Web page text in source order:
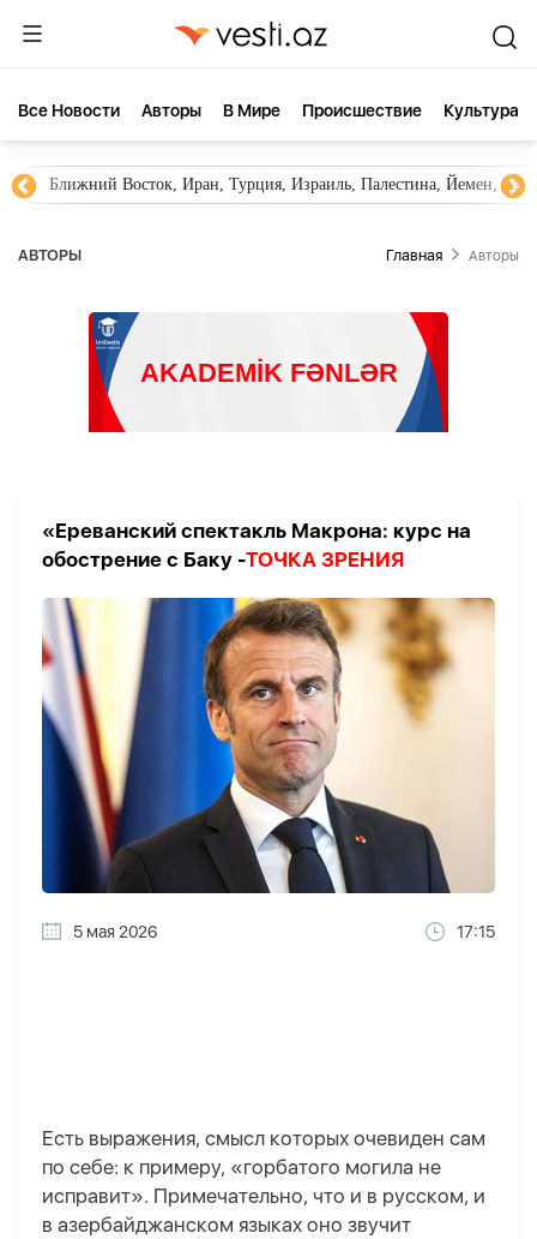
Все Новости Aвторы В Мире Происшествие Культура
Ближний Восток, Иран, Турция, Израиль, Палестина, Йемен,
AВТОРЫ Главная Aвторы
«Ереванский спектакль Макрона: курс на
обострение с Баку -ТОЧКА ЗРЕНИЯ
5 мая 2026 17:15
Есть выражения, смысл которых очевиден сам
по себе: к примеру, «горбатого могила не
исправит». Примечательно, что и в русском, и
в азербайджанском языках оно звучит